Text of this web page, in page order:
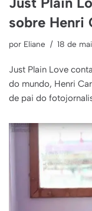
sobre Henri
por Eliane 18 de
Just Plain Love
do mundo, Henri
de pai do